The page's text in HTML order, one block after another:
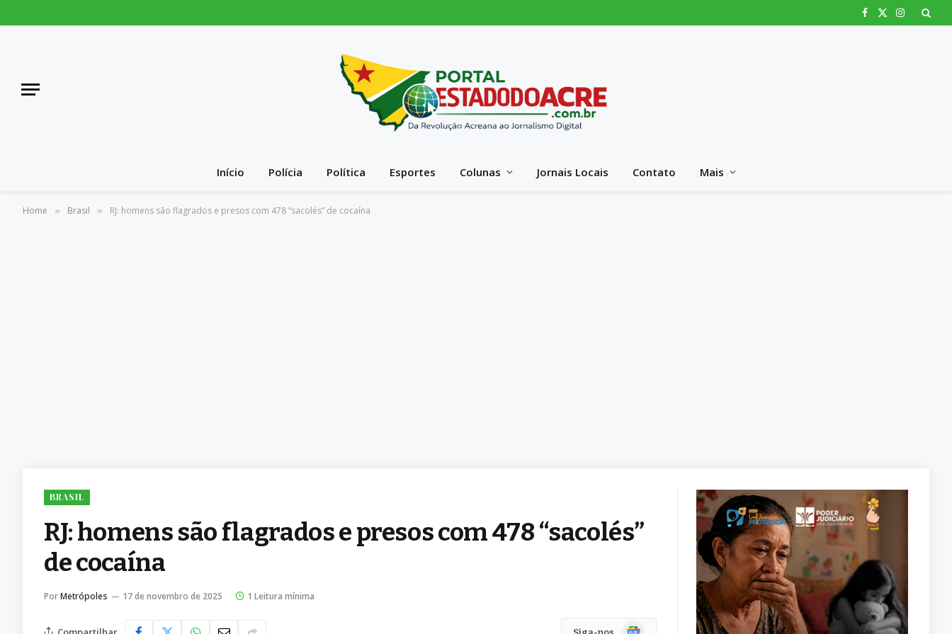
Facebook
X
Instagram
Início Polícia Política Esportes Colunas Jornais Locais Contato Mais
Home » Brasil » RJ: homens são flagrados e presos com 478 “sacolés” de cocaína
BRASIL
RJ: homens são flagrados e presos com 478 “sacolés”
de cocaína
PorMetrópoles 17 de novembro de 2025 1 Leitura mínima
Siga-nos Google